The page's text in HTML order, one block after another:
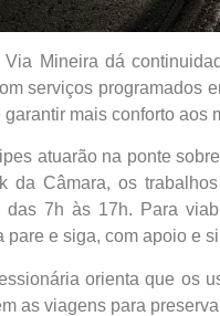
Via Mineira dá
serviços programados
garantir mais conforto aos
atuarão na ponte
da Câmara, os
das 7h às 17h. Para
pare e siga, com apoio e
orienta que os
as viagens para